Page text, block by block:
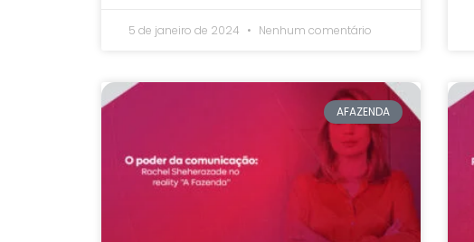
5 de janeiro de 2024 Nenhum comentário
AFAZENDA